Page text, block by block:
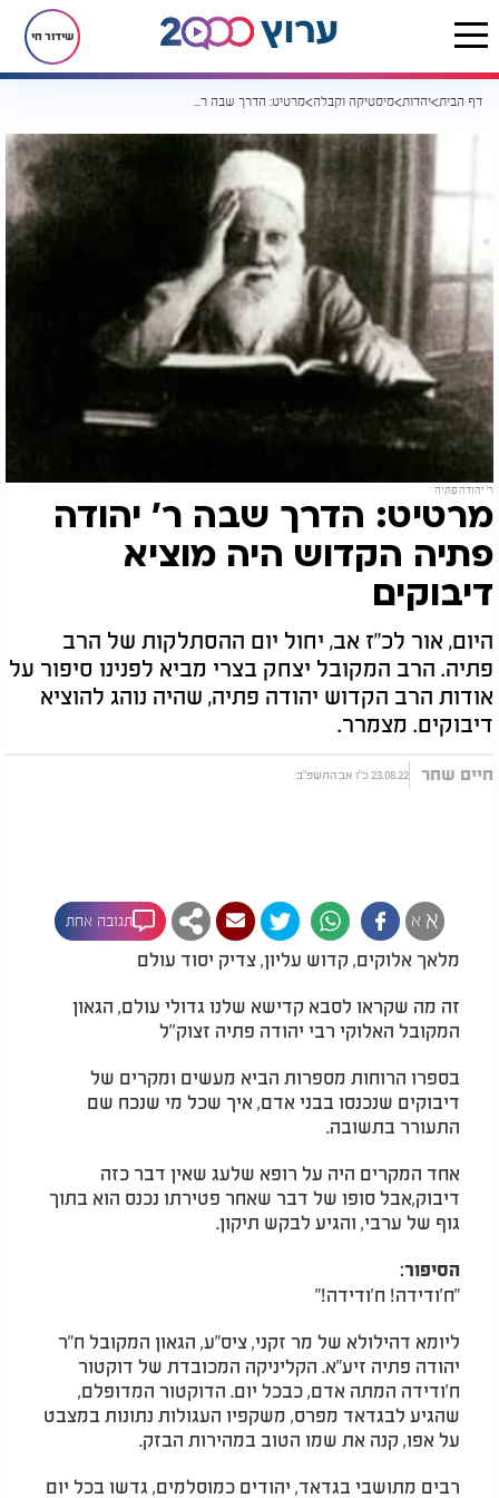
שידור חי
דף הבית יהדות מיסטיקה וקבלה מרטיט: הדרך שבה ר’ יהודה פתיה הקדוש היה מוציא דיבוקים
ר’ יהודה פתיה
מרטיט: הדרך שבה ר’ יהודה
פתיה הקדוש היה מוציא
דיבוקים
היום, אור לכ"ז אב, יחול יום ההסתלקות של הרב
פתיה. הרב המקובל יצחק בצרי מביא לפנינו סיפור על
אודות הרב הקדוש יהודה פתיה, שהיה נוהג להוציא
דיבוקים. מצמרר.
חיים שחר 23.08.22 כ"ו אב התשפ"ב
א א תגובה אחת
מלאך אלוקים, קדוש עליון, צדיק יסוד עולם
זה מה שקראו לסבא קדישא שלנו גדולי עולם, הגאון
המקובל האלוקי רבי יהודה פתיה זצוק''ל
בספרו הרוחות מספרות הביא מעשים ומקרים של
דיבוקים שנכנסו בבני אדם, איך שכל מי שנכח שם
התעורר בתשובה.
אחד המקרים היה על רופא שלעג שאין דבר כזה
דיבוק,אבל סופו של דבר שאחר פטירתו נכנס הוא בתוך
גוף של ערבי, והגיע לבקש תיקון.
הסיפור:
"ח'ודידה! ח'ודידה!"
ליומא דהילולא של מר זקני, ציס"ע, הגאון המקובל ח"ר
יהודה פתיה זיע"א. הקליניקה המכובדת של דוקטור
ח'ודידה המתה אדם, כבכל יום. הדוקטור המדופלם,
שהגיע לבגדאד מפרס, משקפיו העגולות נתונות במצבט
על אפו, קנה את שמו הטוב במהירות הבזק.
רבים מתושבי בגדאד, יהודים כמוסלמים, גדשו בכל יום